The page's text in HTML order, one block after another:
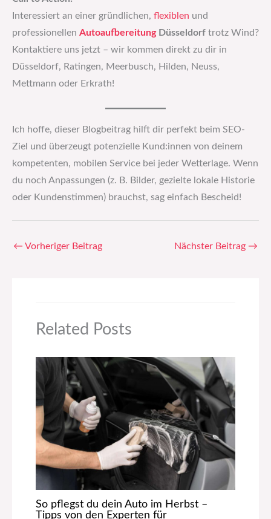
Interessiert an einer gründlichen, flexiblen und
professionellen Autoaufbereitung Düsseldorf trotz Wind?
Kontaktiere uns jetzt – wir kommen direkt zu dir in
Düsseldorf, Ratingen, Meerbusch, Hilden, Neuss,
Mettmann oder Erkrath!
Ich hoffe, dieser Blogbeitrag hilft dir perfekt beim SEO-
Ziel und überzeugt potenzielle Kund:innen von deinem
kompetenten, mobilen Service bei jeder Wetterlage. Wenn
du noch Anpassungen (z. B. Bilder, gezielte lokale Historie
oder Kundenstimmen) brauchst, sag einfach Bescheid!
← Vorheriger Beitrag Nächster Beitrag →
Related Posts
So pflegst du dein Auto im Herbst –
Tipps von den Experten für